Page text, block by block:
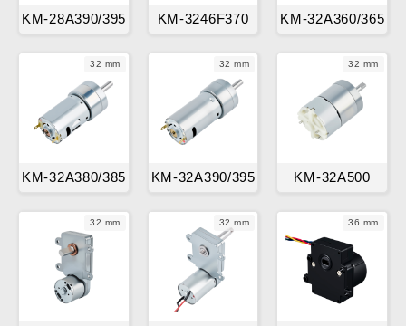
KM-28A390/395 KM-3246F370 KM-32A360/365
32 mm
KM-32A380/385
32 mm
KM-32A390/395
32 mm
KM-32A500
32 mm 32 mm 36 mm